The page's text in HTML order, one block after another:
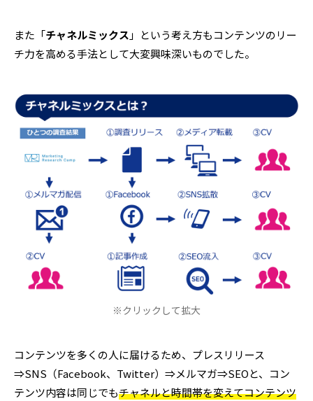
また「チャネルミックス 」という考え方もコンテンツのリー
チ力を高める手法として大変興味深いものでした。
※クリックして拡大
コンテンツを多くの人に届けるため、プレスリリース
⇒SNS（Facebook、Twitter）⇒メルマガ⇒SEOと、コン
テンツ内容は同じでもチャネルと時間帯を変えてコンテンツ